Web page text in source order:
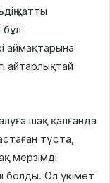
қатты
бұл
аймақтарына
айтарлықтай
шақ қалғанда
тұста,
мерзімді
болды. Ол үкімет